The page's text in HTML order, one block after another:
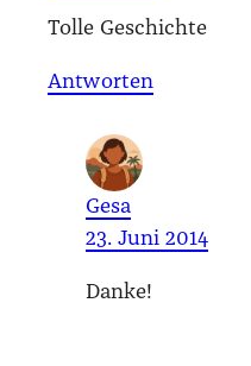
Tol­le Geschich­te
Antworten
Gesa
23. Juni 2014
Dan­ke!